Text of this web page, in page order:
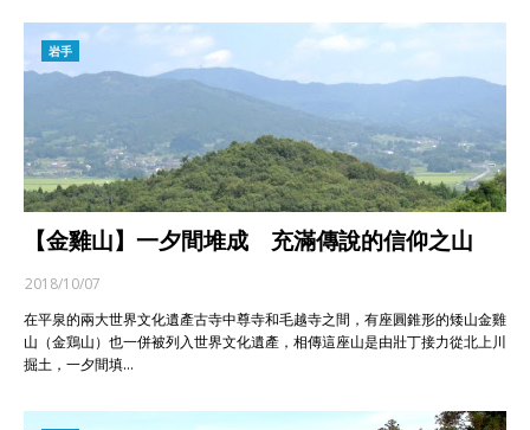
岩手
【金雞山】一夕間堆成 充滿傳說的信仰之山
2018/10/07
在平泉的兩大世界文化遺產古寺中尊寺和毛越寺之間，有座圓錐形的矮山金雞
山（金鶏山）也一併被列入世界文化遺產，相傳這座山是由壯丁接力從北上川
掘土，一夕間填…